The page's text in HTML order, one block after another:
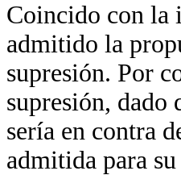
Coincido con la
admitido la
supresión. Por
supresión, dado
sería en contra
admitida para